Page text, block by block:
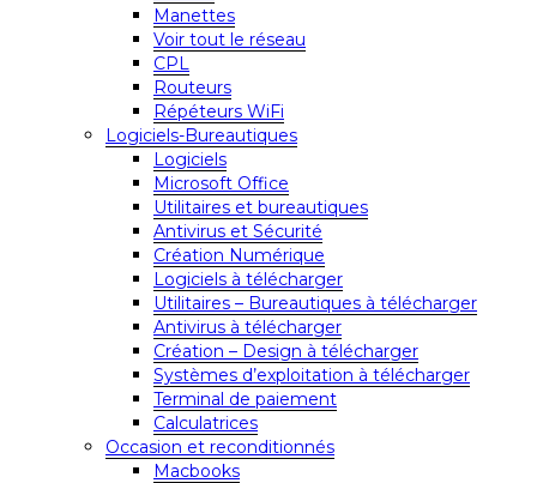
Manettes
Voir tout le réseau
CPL
Routeurs
Répéteurs WiFi
Logiciels-Bureautiques
Logiciels
Microsoft Office
Utilitaires et bureautiques
Antivirus et Sécurité
Création Numérique
Logiciels à télécharger
Utilitaires – Bureautiques à télécharger
Antivirus à télécharger
Création – Design à télécharger
Systèmes d’exploitation à télécharger
Terminal de paiement
Calculatrices
Occasion et reconditionnés
Macbooks